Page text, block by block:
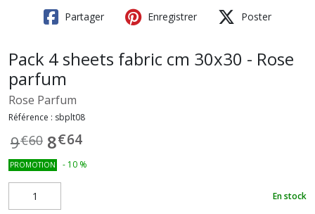
Partager Enregistrer Poster
Pack 4 sheets fabric cm 30x30 - Rose
parfum
Rose Parfum
Référence : sbplt08
9€60 8€64
PROMOTION - 10 %
En stock